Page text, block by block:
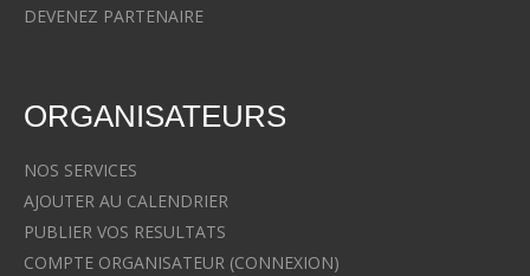
DEVENEZ PARTENAIRE
ORGANISATEURS
NOS SERVICES
AJOUTER AU CALENDRIER
PUBLIER VOS RESULTATS
COMPTE ORGANISATEUR (CONNEXION)